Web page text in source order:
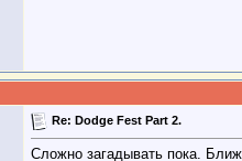
Re: Dodge Fest Part 2.
Сложно загадывать пока.